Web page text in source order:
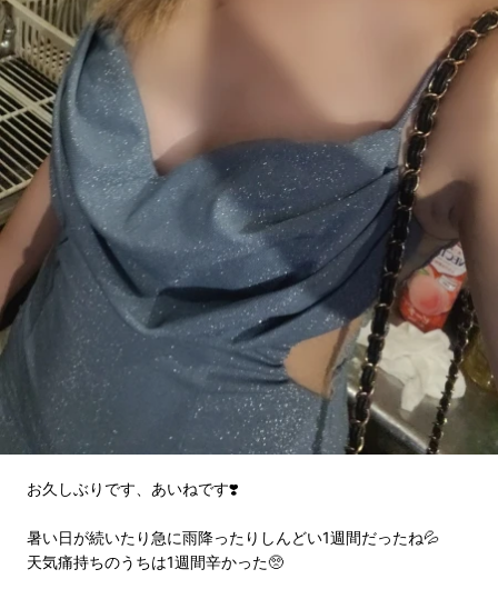
お久しぶりです、あいねです❣️
暑い日が続いたり急に雨降ったりしんどい1週間だったね💦
天気痛持ちのうちは1週間辛かった🥺